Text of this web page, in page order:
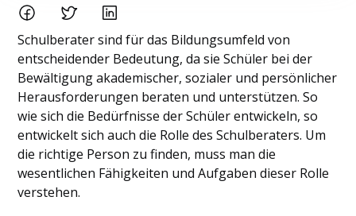
Schulberater sind für das Bildungsumfeld von
entscheidender Bedeutung, da sie Schüler bei der
Bewältigung akademischer, sozialer und persönlicher
Herausforderungen beraten und unterstützen. So
wie sich die Bedürfnisse der Schüler entwickeln, so
entwickelt sich auch die Rolle des Schulberaters. Um
die richtige Person zu finden, muss man die
wesentlichen Fähigkeiten und Aufgaben dieser Rolle
verstehen.